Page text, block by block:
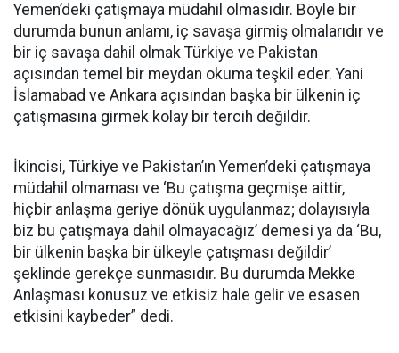
Yemen’deki çatışmaya müdahil olmasıdır. Böyle bir
durumda bunun anlamı, iç savaşa girmiş olmalarıdır ve
bir iç savaşa dahil olmak Türkiye ve Pakistan
açısından temel bir meydan okuma teşkil eder. Yani
İslamabad ve Ankara açısından başka bir ülkenin iç
çatışmasına girmek kolay bir tercih değildir.
İkincisi, Türkiye ve Pakistan’ın Yemen’deki çatışmaya
müdahil olmaması ve ‘Bu çatışma geçmişe aittir,
hiçbir anlaşma geriye dönük uygulanmaz; dolayısıyla
biz bu çatışmaya dahil olmayacağız’ demesi ya da ‘Bu,
bir ülkenin başka bir ülkeyle çatışması değildir’
şeklinde gerekçe sunmasıdır. Bu durumda Mekke
Anlaşması konusuz ve etkisiz hale gelir ve esasen
etkisini kaybeder” dedi.